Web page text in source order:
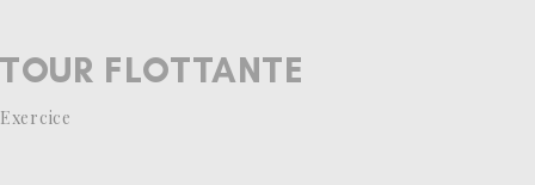
FLOTTANTE
Exercice